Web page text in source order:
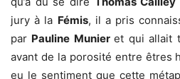
jury à la Fémis, il a pris
par Pauline Munieret qui allait
avant de la porosité entre êtres
eu le sentiment que cette